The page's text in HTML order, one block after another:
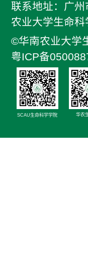
联系地址：广
农业大学生命科
©华南农业大
粤ICP备
SCAU生命科学学院 华农